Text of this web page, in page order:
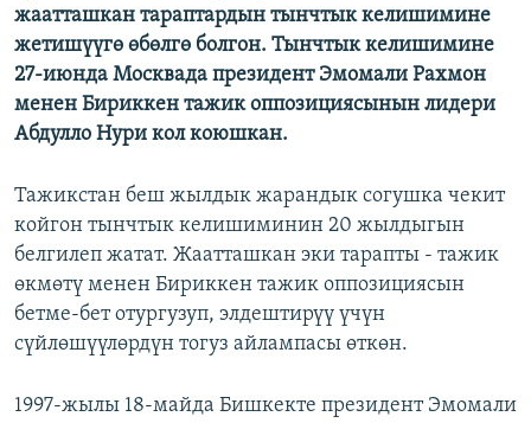
жаатташкан тараптардын тынчтык келишимине
жетишүүгө өбөлгө болгон. Тынчтык келишимине
27-июнда Москвада президент Эмомали Рахмон
менен Бириккен тажик оппозициясынын лидери
Абдулло Нури кол коюшкан.
Тажикстан беш жылдык жарандык согушка чекит
койгон тынчтык келишиминин 20 жылдыгын
белгилеп жатат. Жаатташкан эки тарапты - тажик
өкмөтү менен Бириккен тажик оппозициясын
бетме-бет отургузуп, элдештирүү үчүн
сүйлөшүүлөрдүн тогуз айлампасы өткөн.
1997-жылы 18-майда Бишкекте президент Эмомали